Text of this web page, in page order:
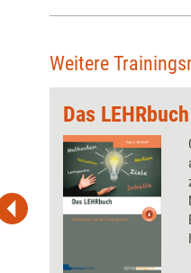
Weitere
Das LEHRbuch